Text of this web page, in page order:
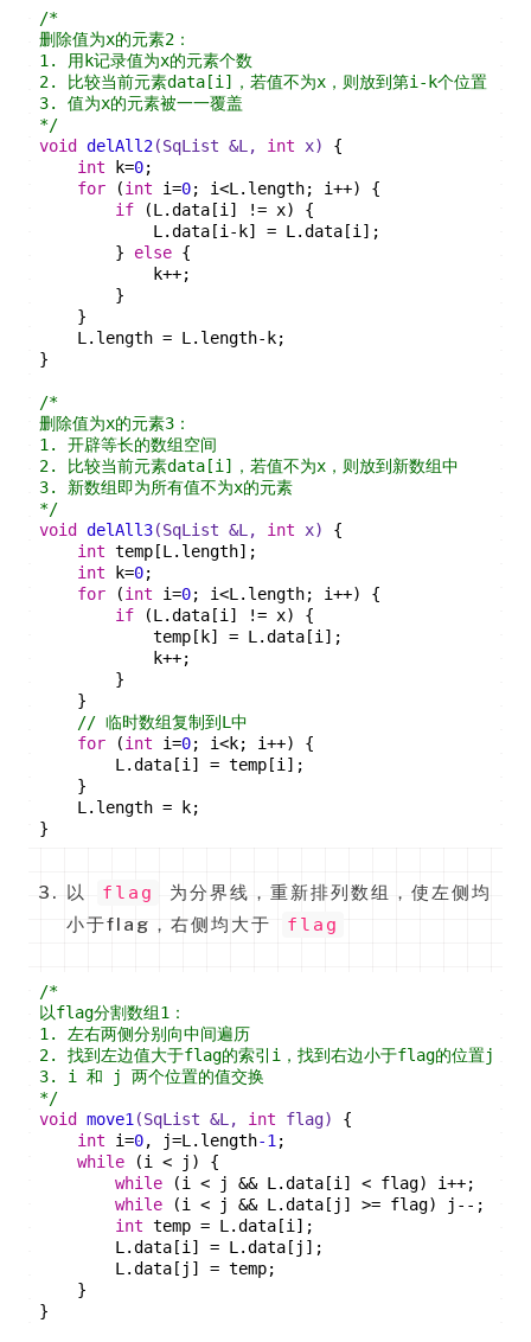
/*
删除值为x的元素2：
1. 用k记录值为x的元素个数
2. 比较当前元素data[i]，若值不为x，则放到第i-k个位置
3. 值为x的元素被一一覆盖
*/
void
delAll2(SqList &L, int x)
{
int k=0;
for (int i=0; i<L.length; i++) {
if (L.data[i] != x) {
L.data[i-k] = L.data[i];
} else {
k++;
}
}
L.length = L.length-k;
}
/*
删除值为x的元素3：
1. 开辟等长的数组空间
2. 比较当前元素data[i]，若值不为x，则放到新数组中
3. 新数组即为所有值不为x的元素
*/
void
delAll3(SqList &L, int x)
{
int temp[L.length];
int k=0;
for (int i=0; i<L.length; i++) {
if (L.data[i] != x) {
temp[k] = L.data[i];
k++;
}
}
// 临时数组复制到L中
for (int i=0; i<k; i++) {
L.data[i] = temp[i];
}
L.length = k;
}
以 flag
为分界线，重新排列数组，使左侧均
小于flag，右侧均大于
flag
/*
以flag分割数组1：
1. 左右两侧分别向中间遍历
2. 找到左边值大于flag的索引i，找到右边小于flag的位置j
3. i 和 j 两个位置的值交换
*/
void
move1 (SqList &L, int flag)
{
int i=0, j=L.length-1 ;
while (i < j) {
while (i < j && L.data[i] < flag) i++;
while (i < j && L.data[j] >= flag) j--;
int temp = L.data[i];
L.data[i] = L.data[j];
L.data[j] = temp;
}
}